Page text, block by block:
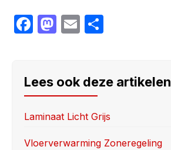
F
e
b
o
o
M
o
d
o
n
E
e
Lees ook deze artikelen
Laminaat Licht Grijs
Vloerverwarming Zoneregeling